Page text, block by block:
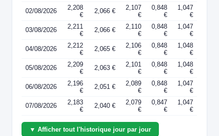
02/08/2026
2,208
€
2,066 €
2,107
€
0,848
€
1,047
€
03/08/2026
2,211
€
2,066 €
2,110
€
0,848
€
1,047
€
04/08/2026
2,212
€
2,065 €
2,106
€
0,848
€
1,048
€
05/08/2026
2,209
€
2,063 €
2,101
€
0,848
€
1,048
€
06/08/2026
2,196
€
2,051 €
2,089
€
0,848
€
1,047
€
07/08/2026
2,183
€
2,040 €
2,079
€
0,847
€
1,047
€
▼ Afficher tout l'historique jour par jour